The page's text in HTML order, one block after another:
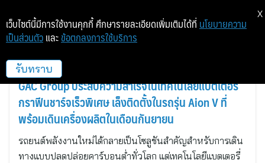
text_th
GAC Group ประสบความสำเร็จในเทคโนโลยีแบตเตอรี่
กราฟีนชาร์จเร็วพิเศษ เล็งติดตั้งในรถรุ่น Aion V ที่
พร้อมเดินเครื่องผลิตในเดือนกันยายน
รถยนต์พลังงานใหม่ได้กลายเป็นโซลูชันสำคัญสำหรับการเดิน
ทางแบบปลดปล่อยคาร์บอนต่ำทั่วโลก แต่เทคโนโลยีแบตเตอรี่
เว็บไซต์นี้มีการใช้งานคุกกี้ ศึกษารายละเอียดเพิ่มเติมได้ที่ นโยบายความ
เป็นส่วนตัว และ ข้อตกลงการใช้บริการ
รับทราบ
X